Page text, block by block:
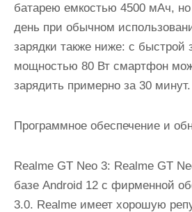
батарею емкостью 4500 мАч, но
день при обычном
зарядки также ниже: с быстрой
мощностью 80 Вт смартфон
зарядить примерно за 30 минут.
Программное обеспечение и
Realme GT Neo 3: Realme GT
базе Android 12 с фирменной
3.0. Realme имеет хорошую